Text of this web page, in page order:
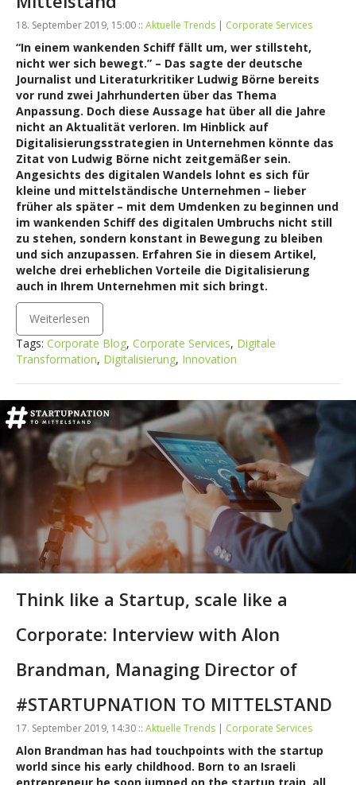
18. September 2019, 15:00 :: Aktuelle Trends | Corporate Services
“In einem wankenden Schiff fällt um, wer stillsteht,
nicht wer sich bewegt.” – Das sagte der deutsche
Journalist und Literaturkritiker Ludwig Börne bereits
vor rund zwei Jahrhunderten über das Thema
Anpassung. Doch diese Aussage hat über all die Jahre
nicht an Aktualität verloren. Im Hinblick auf
Digitalisierungsstrategien in Unternehmen könnte das
Zitat von Ludwig Börne nicht zeitgemäßer sein.
Angesichts des digitalen Wandels lohnt es sich für
kleine und mittelständische Unternehmen – lieber
früher als später – mit dem Umdenken zu beginnen und
im wankenden Schiff des digitalen Umbruchs nicht still
zu stehen, sondern konstant in Bewegung zu bleiben
und sich anzupassen. Erfahren Sie in diesem Artikel,
welche drei erheblichen Vorteile die Digitalisierung
auch in Ihrem Unternehmen mit sich bringt.
Weiterlesen
Tags: Corporate Blog, Corporate Services, Digitale
Transformation, Digitalisierung, Innovation
Think like a Startup, scale like a
Corporate: Interview with Alon
Brandman, Managing Director of
#STARTUPNATION TO MITTELSTAND
17. September 2019, 14:30 :: Aktuelle Trends | Corporate Services
Alon Brandman has had touchpoints with the startup
world since his early childhood. Born to an Israeli